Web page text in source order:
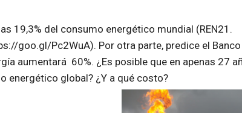
19,3% del consumo energético mundial (REN21.
goo.gl/Pc2WuA). Por otra parte, predice el Banco
aumentará 60%. ¿Es posible que en apenas 27
energético global? ¿Y a qué costo?